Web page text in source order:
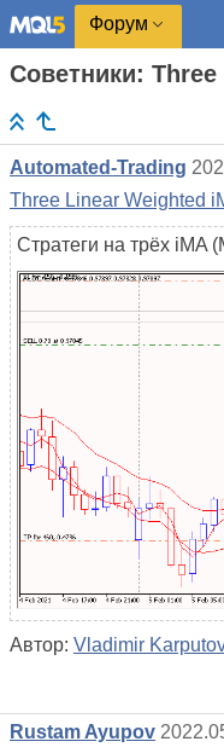
Форум
Советники:
Automated-Trading
Three Linear Weighted
Стратеги на трёх iMA
Автор: Vladimir
Rustam Ayupov